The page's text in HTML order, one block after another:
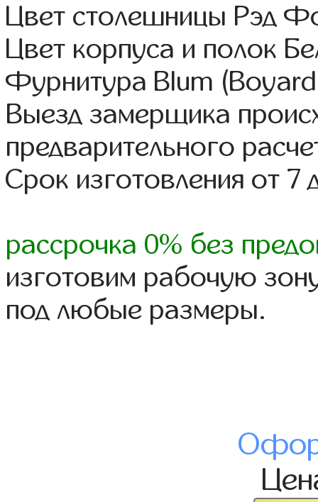
Цвет столешницы Рэд
Цвет корпуса и полок
Фурнитура Blum
Выезд замерщика
предварительного
Срок изготовления от 7
рассрочка 0% без
изготовим рабочую
под любые размеры.